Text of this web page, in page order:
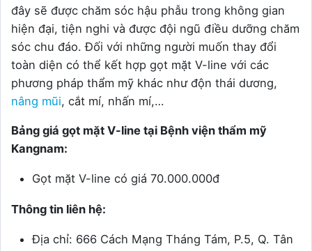
đây sẽ được chăm sóc hậu phẫu trong không gian
hiện đại, tiện nghi và được đội ngũ điều dưỡng chăm
sóc chu đáo. Đối với những người muốn thay đổi
toàn diện có thể kết hợp gọt mặt V-line với các
phương pháp thẩm mỹ khác như độn thái dương,
nâng mũi, cắt mí, nhấn mí,…
Bảng giá gọt mặt V-line tại Bệnh viện thẩm mỹ
Kangnam:
Gọt mặt V-line có giá 70.000.000đ
Thông tin liên hệ:
Địa chỉ: 666 Cách Mạng Tháng Tám, P.5, Q. Tân